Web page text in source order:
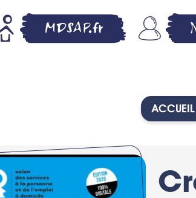
MDSAP
MAISON DES
PERSONNE
MDSAP.fr
ACCUEIL